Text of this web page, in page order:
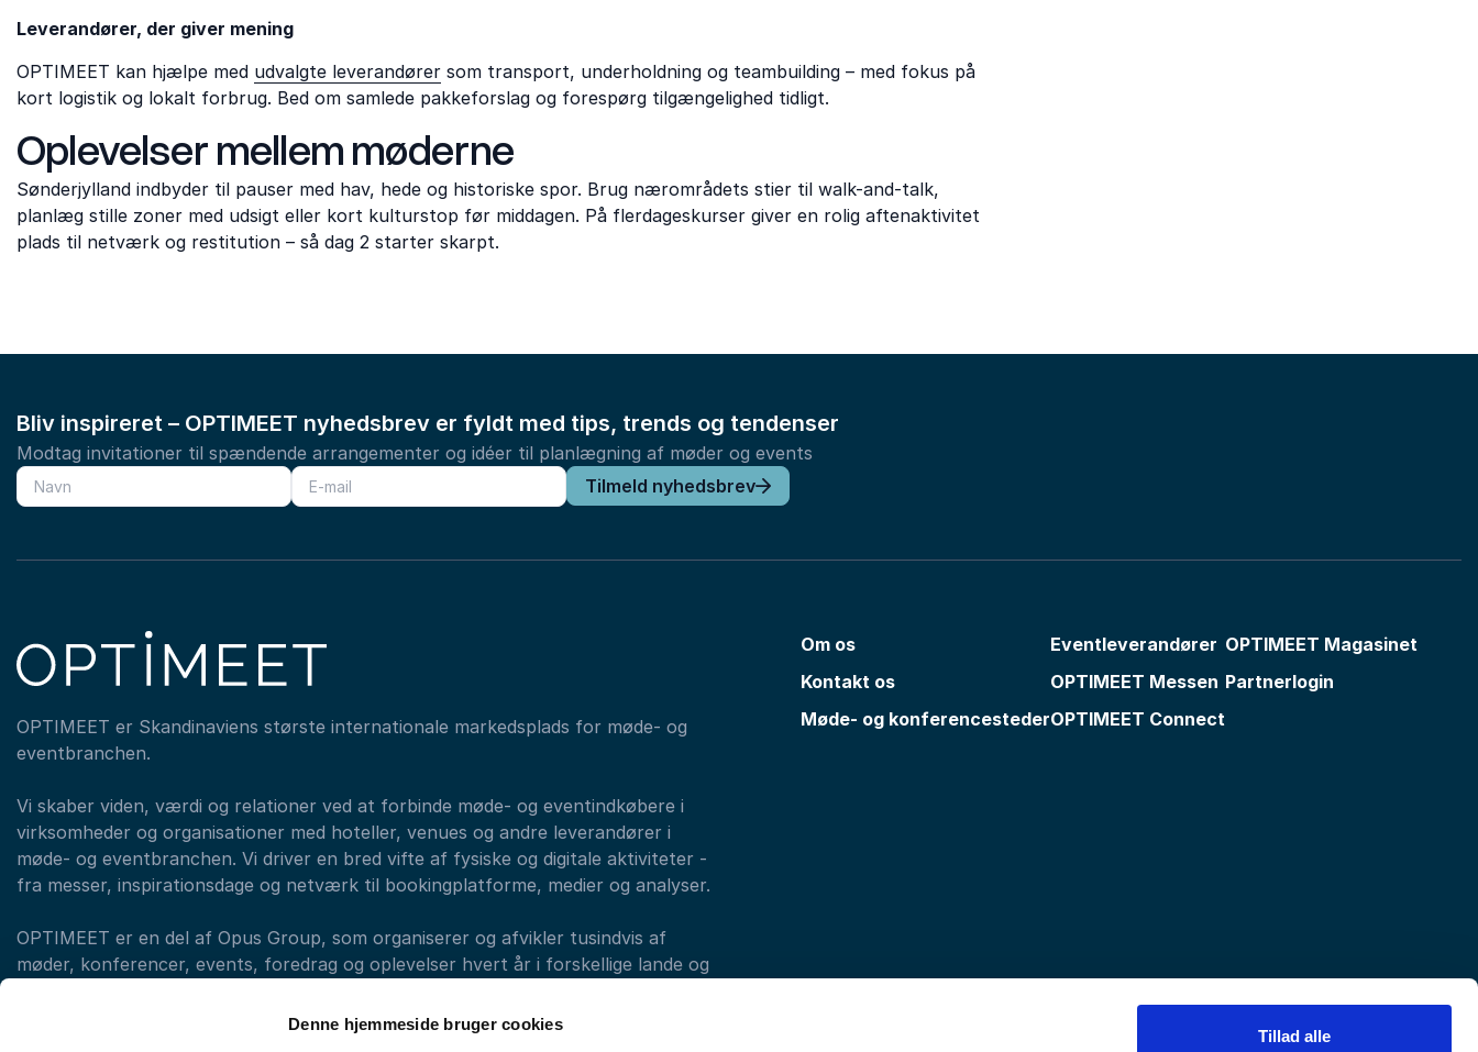
Denne hjemmeside bruger cookies
Tillad alle
Leverandører, der giver mening
OPTIMEET kan hjælpe med udvalgte leverandører som transport, underholdning og teambuilding – med fokus på
kort logistik og lokalt forbrug. Bed om samlede pakkeforslag og forespørg tilgængelighed tidligt.
Oplevelser mellem møderne
Sønderjylland indbyder til pauser med hav, hede og historiske spor. Brug nærområdets stier til walk-and-talk,
planlæg stille zoner med udsigt eller kort kulturstop før middagen. På flerdageskurser giver en rolig aftenaktivitet
plads til netværk og restitution – så dag 2 starter skarpt.
Bliv inspireret – OPTIMEET nyhedsbrev er fyldt med tips, trends og tendenser
Modtag invitationer til spændende arrangementer og idéer til planlægning af møder og events
Tilmeld nyhedsbrev
OPTIMEET er Skandinaviens største internationale markedsplads for møde- og
eventbranchen.
Vi skaber viden, værdi og relationer ved at forbinde møde- og eventindkøbere i
virksomheder og organisationer med hoteller, venues og andre leverandører i
møde- og eventbranchen. Vi driver en bred vifte af fysiske og digitale aktiviteter -
fra messer, inspirationsdage og netværk til bookingplatforme, medier og analyser.
OPTIMEET er en del af Opus Group, som organiserer og afvikler tusindvis af
møder, konferencer, events, foredrag og oplevelser hvert år i forskellige lande og
Om os
Kontakt os
Møde- og konferencesteder
Eventleverandører
OPTIMEET Messen
OPTIMEET Connect
OPTIMEET Magasinet
Partnerlogin